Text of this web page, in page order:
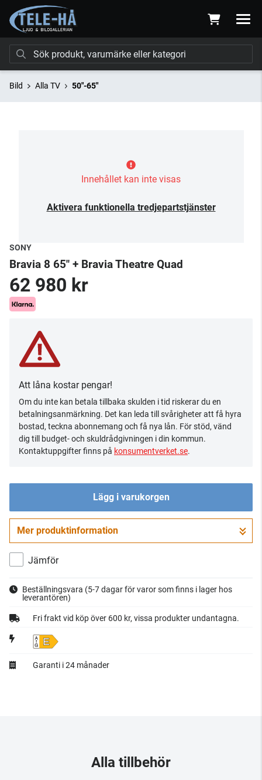
Bild Alla TV 50"-65"
Innehållet kan inte visas
Aktivera funktionella tredjepartstjänster
SONY
Bravia 8 65" + Bravia Theatre Quad
62 980 kr
Att låna kostar pengar!
Om du inte kan betala tillbaka skulden i tid riskerar du en
betalningsanmärkning. Det kan leda till svårigheter att få hyra
bostad, teckna abonnemang och få nya lån. För stöd, vänd
dig till budget- och skuldrådgivningen i din kommun.
Kontaktuppgifter finns på konsumentverket.se.
Lägg i varukorgen
Gå till kassan
Mer produktinformation
Jämför
Beställningsvara (5-7 dagar för varor som finns i lager hos
leverantören)
Fri frakt vid köp över 600 kr, vissa produkter undantagna.
E
Garanti i 24 månader
Alla tillbehör